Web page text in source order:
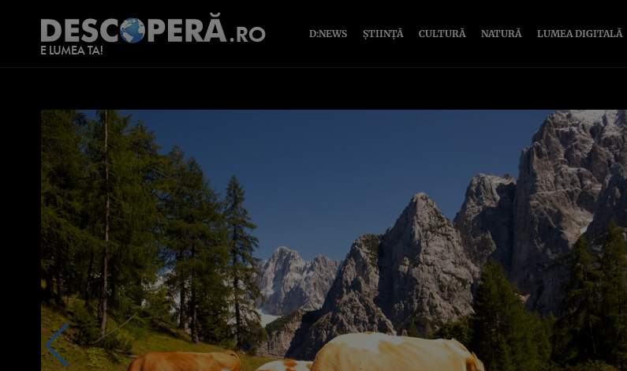
D:NEWS ȘTIINȚĂ CULTURĂ NATURĂ LUMEA DIGITALĂ